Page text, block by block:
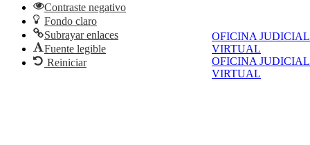
OFICINA JUDICIAL
VIRTUAL
OFICINA JUDICIAL
VIRTUAL
Contraste negativo
Fondo claro
Subrayar enlaces
Fuente legible
Reiniciar